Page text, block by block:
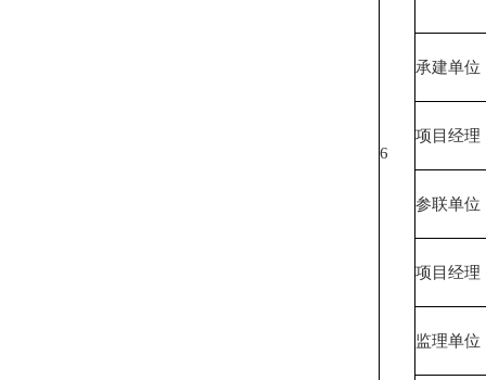
6
承建单位
项目经理
参联单位
项目经理
监理单位